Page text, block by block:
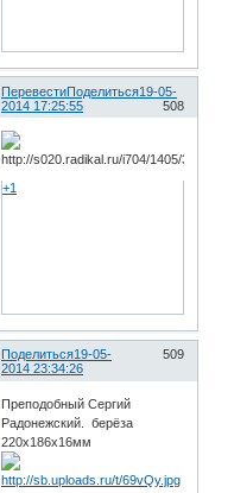
ПеревестиПоделиться
508
19-05-
2014 17:25:55
+1
Поделиться 509
19-05-
2014 23:34:26
Преподобный Сергий
Радонежский. берёза
220х186х16мм